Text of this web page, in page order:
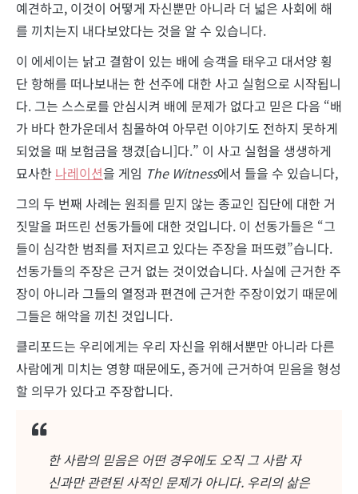
예견하고, 이것이 어떻게 자신뿐만 아니라 더 넓은 사회에 해
를 끼치는지 내다보았다는 것을 알 수 있습니다.
이 에세이는 낡고 결함이 있는 배에 승객을 태우고 대서양 횡
단 항해를 떠나보내는 한 선주에 대한 사고 실험으로 시작됩니
다. 그는 스스로를 안심시켜 배에 문제가 없다고 믿은 다음 “배
가 바다 한가운데서 침몰하여 아무런 이야기도 전하지 못하게
되었을 때 보험금을 챙겼[습니]다.” 이 사고 실험을 생생하게
묘사한 나레이션을 게임 The Witness에서 들을 수 있습니다,
그의 두 번째 사례는 원죄를 믿지 않는 종교인 집단에 대한 거
짓말을 퍼뜨린 선동가들에 대한 것입니다. 이 선동가들은 “그
들이 심각한 범죄를 저지르고 있다는 주장을 퍼뜨렸”습니다.
선동가들의 주장은 근거 없는 것이었습니다. 사실에 근거한 주
장이 아니라 그들의 열정과 편견에 근거한 주장이었기 때문에
그들은 해악을 끼친 것입니다.
클리포드는 우리에게는 우리 자신을 위해서뿐만 아니라 다른
사람에게 미치는 영향 때문에도, 증거에 근거하여 믿음을 형성
할 의무가 있다고 주장합니다.
한 사람의 믿음은 어떤 경우에도 오직 그 사람 자
신과만 관련된 사적인 문제가 아니다. 우리의 삶은